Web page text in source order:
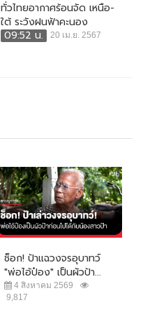
ทั่วไทยอากาศร้อนจัด เหนือ-
ใต้ ระวังฝนฟ้าคะนอง
09:52 น.
20 เม.ย. 2567
ช็อก! ป้าแฉวงจรอุบาทว์
"พ่อไอ้ป๋อง" เป็นผัวป้า...
4 สิงหาคม 2569
9,817